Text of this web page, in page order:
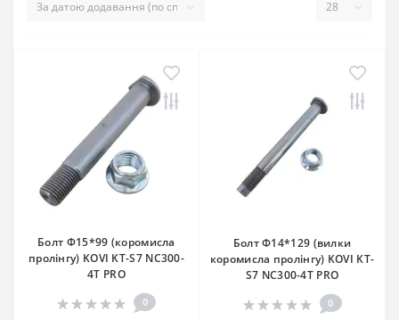
Болт Ф15*99 (коромисла
пролінгу) KOVI KT-S7 NC300-
4T PRO
0
Болт Ф14*129 (вилки
коромисла пролінгу) KOVI KT-
S7 NC300-4T PRO
0